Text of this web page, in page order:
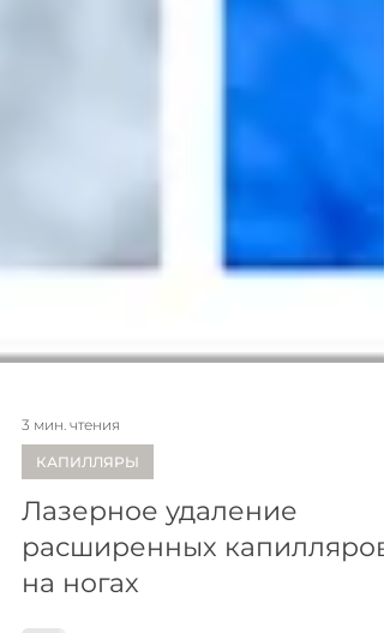
3 мин. чтения
КАПИЛЛЯРЫ
Лазерное удаление
расширенных капилляров
на ногах